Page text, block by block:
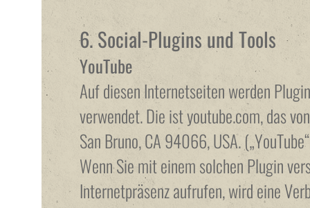
6. Social-Plugins und Tools
YouTube
Auf diesen Internetseiten werden
verwendet. Die ist youtube.com, das
San Bruno, CA 94066, USA.
Wenn Sie mit einem solchen Plugin
Internetpräsenz aufrufen, wird eine